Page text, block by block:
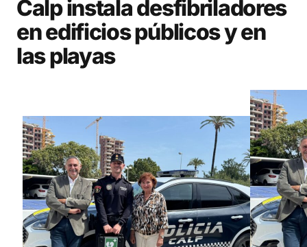
Calp instala desfibriladores
en edificios públicos y en
las playas